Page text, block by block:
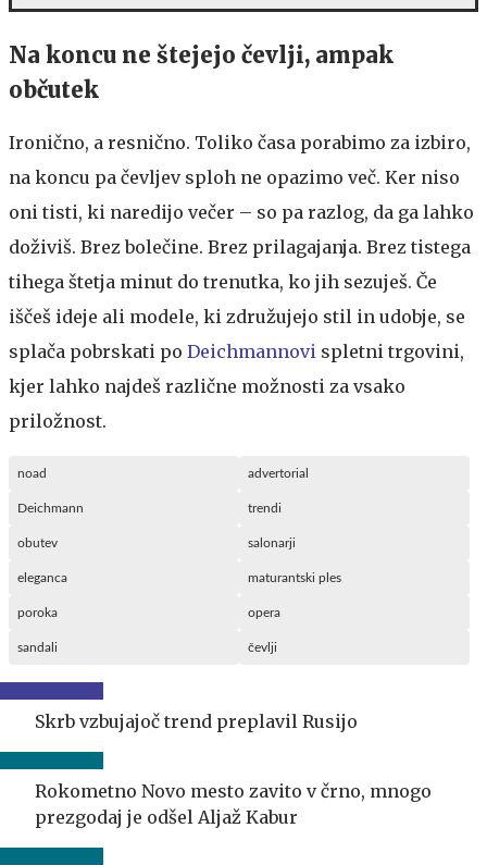
Na koncu ne štejejo čevlji, ampak
občutek
Ironično, a resnično. Toliko časa porabimo za izbiro,
na koncu pa čevljev sploh ne opazimo več. Ker niso
oni tisti, ki naredijo večer – so pa razlog, da ga lahko
doživiš. Brez bolečine. Brez prilagajanja. Brez tistega
tihega štetja minut do trenutka, ko jih sezuješ. Če
iščeš ideje ali modele, ki združujejo stil in udobje, se
splača pobrskati po Deichmannovi spletni trgovini,
kjer lahko najdeš različne možnosti za vsako
priložnost.
noad advertorial
Deichmann trendi
obutev salonarji
eleganca maturantski ples
poroka opera
sandali čevlji
Skrb vzbujajoč trend preplavil Rusijo
Rokometno Novo mesto zavito v črno, mnogo
prezgodaj je odšel Aljaž Kabur